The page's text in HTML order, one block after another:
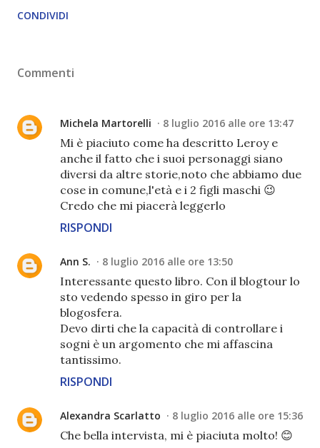
CONDIVIDI
Commenti
Michela Martorelli 8 luglio 2016 alle ore 13:47
Mi è piaciuto come ha descritto Leroy e
anche il fatto che i suoi personaggi siano
diversi da altre storie,noto che abbiamo due
cose in comune,l'età e i 2 figli maschi 😉
Credo che mi piacerà leggerlo
RISPONDI
Ann S. 8 luglio 2016 alle ore 13:50
Interessante questo libro. Con il blogtour lo
sto vedendo spesso in giro per la
blogosfera.
Devo dirti che la capacità di controllare i
sogni è un argomento che mi affascina
tantissimo.
RISPONDI
Alexandra Scarlatto 8 luglio 2016 alle ore 15:36
Che bella intervista, mi è piaciuta molto! 😊